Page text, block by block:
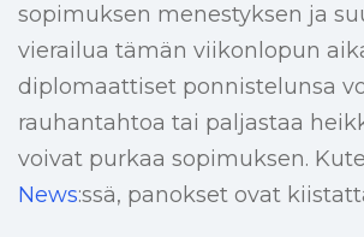
sopimuksen menestyksen ja
vierailua tämän viikonlopun
diplomaattiset ponnistelunsa
rauhantahtoa tai paljastaa
voivat purkaa sopimuksen.
News:ssä, panokset ovat